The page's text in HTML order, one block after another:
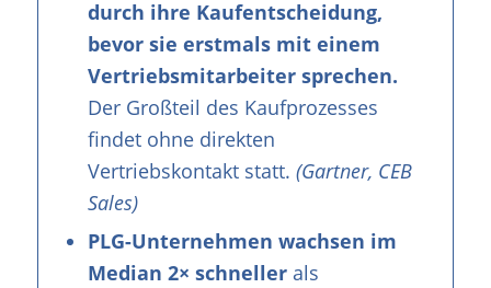
durch ihre Kaufentscheidung,
bevor sie erstmals mit einem
Vertriebsmitarbeiter sprechen.
Der Großteil des Kaufprozesses
findet ohne direkten
Vertriebskontakt statt. (Gartner, CEB
Sales)
PLG-Unternehmen wachsen im
Median 2× schnellerals